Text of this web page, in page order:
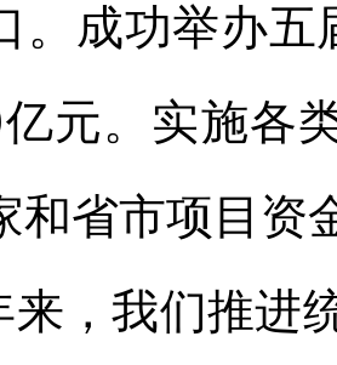
。成功举办
元。实施各
和省市项目资
来，我们推进